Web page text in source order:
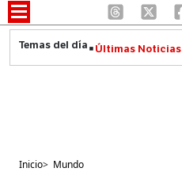
Últimas Noticias
Inicio> Mundo